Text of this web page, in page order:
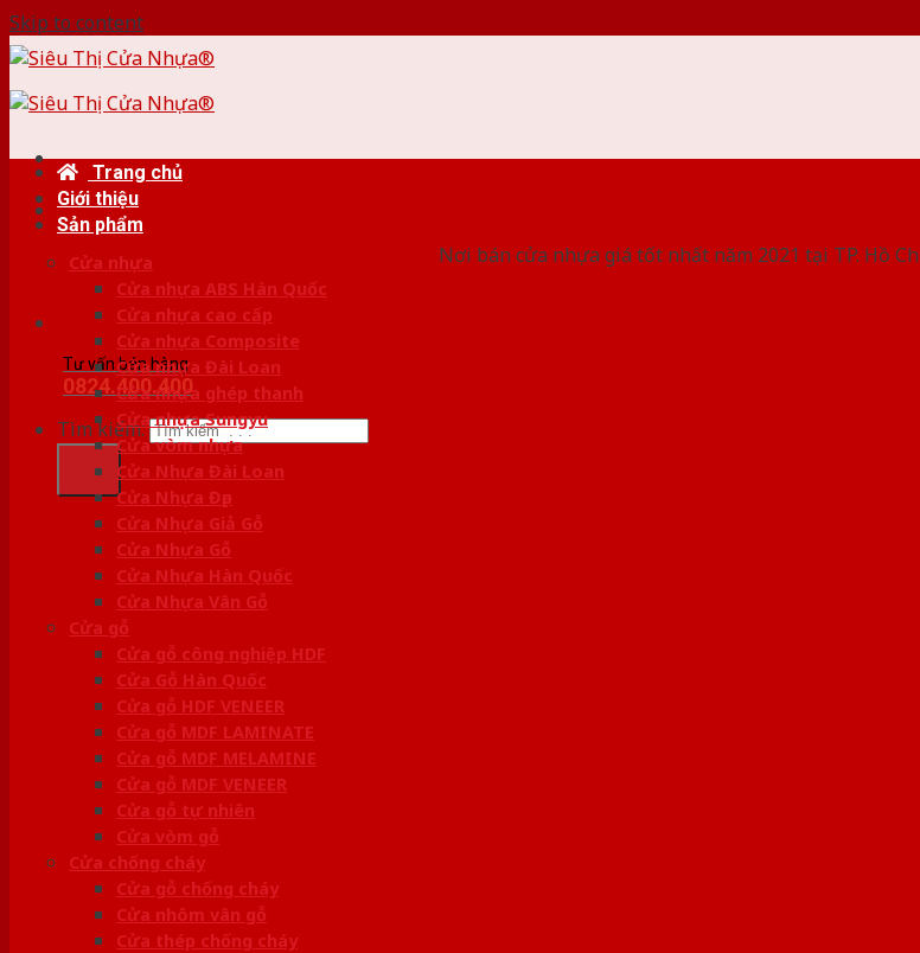
Skip to content
Nơi bán cửa nhựa giá tốt nhất năm 2021 tại TP. Hồ
Tư vấn bán hàng
0824.400.400
Tìm kiếm:
Trang chủ
Giới thiệu
Sản phẩm
Cửa nhựa
Cửa nhựa ABS Hàn Quốc
Cửa nhựa cao cấp
Cửa nhựa Composite
Cửa nhựa Đài Loan
Cửa nhựa ghép thanh
Cửa nhựa Sungyu
Cửa vòm nhựa
Cửa Nhựa Đài Loan
Cửa Nhựa Đẹp
Cửa Nhựa Giả Gỗ
Cửa Nhựa Gỗ
Cửa Nhựa Hàn Quốc
Cửa Nhựa Vân Gỗ
Cửa gỗ
Cửa gỗ công nghiệp HDF
Cửa Gỗ Hàn Quốc
Cửa gỗ HDF VENEER
Cửa gỗ MDF LAMINATE
Cửa gỗ MDF MELAMINE
Cửa gỗ MDF VENEER
Cửa gỗ tự nhiên
Cửa vòm gỗ
Cửa chống cháy
Cửa gỗ chống cháy
Cửa nhôm vân gỗ
Cửa thép chống cháy